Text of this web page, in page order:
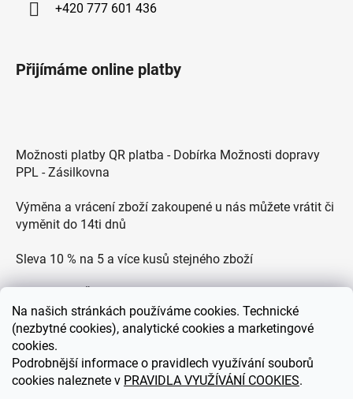
Na našich stránkách používáme cookies. Technické
(nezbytné cookies), analytické cookies a marketingové
cookies.
Podrobnější informace o pravidlech využívání souborů
cookies naleznete v PRAVIDLA VYUŽÍVÁNÍ COOKIES.
+420 777 601 436
Přijímáme online platby
Možnosti platby QR platba - Dobírka Možnosti dopravy
PPL - Zásilkovna
Výměna a vrácení zboží zakoupené u nás můžete vrátit či
vyměnit do 14ti dnů
Sleva 10 % na 5 a více kusů stejného zboží
Zákaznická podpora každý všední den od 9.00 do 18.00
hodin